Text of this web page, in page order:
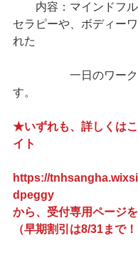
内容：マインドフル
セラピーや、ボディー
れた
一日のワークシ
す。
★いずれも、詳しくは
イト
https://
dpeggy
から、受付専用ページ
（早期割引は8/31まで！